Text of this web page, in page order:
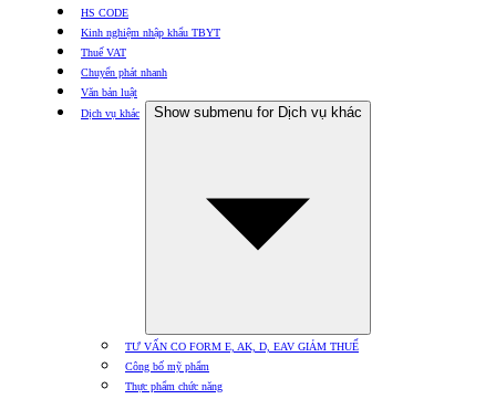
HS CODE
Kinh nghiệm nhập khẩu TBYT
Thuế VAT
Chuyển phát nhanh
Văn bản luật
Dịch vụ khác
Show submenu for Dịch vụ khác
TƯ VẤN CO FORM E, AK, D, EAV GIẢM THUẾ
Công bố mỹ phẩm
Thực phẩm chức năng